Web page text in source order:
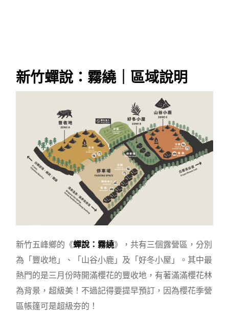
新竹蟬說：霧繞｜區域說明
新竹五峰鄉的《蟬說：霧繞》，共有三個露營區，分別
為「豐收地」、「山谷小鹿」及「好冬小屋」。其中最
熱門的是三月份時開滿櫻花的豐收地，有著滿滿櫻花林
為背景，超級美！不過記得要提早預訂，因為櫻花季營
區帳篷可是超級夯的！